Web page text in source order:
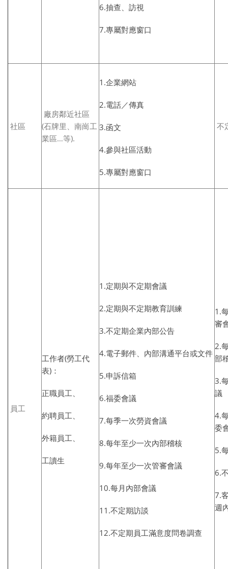
6.抽查、訪視
7.專屬對應窗口
社區
廠房鄰近社區
(石牌里、南崗工
業區…等).
1.企業網站
2.電話／傳真
3.函文
4.參與社區活動
5.專屬對應窗口
不
員工
工作者(勞工代
表)：
正職員工、
約聘員工、
外籍員工、
工讀生
1.定期與不定期會議
2.定期與不定期教育訓練
3.不定期企業內部公告
4.電子郵件、內部溝通平台或文件
5.申訴信箱
6.福委會議
7.每季一次勞資會議
8.每年至少一次內部稽核
9.每年至少一次管審會議
10.每月內部會議
11.不定期訪談
12.不定期員工滿意度問卷調查
1.
審
2.
部
3.
議
4.
委
5.
6.
7.
週